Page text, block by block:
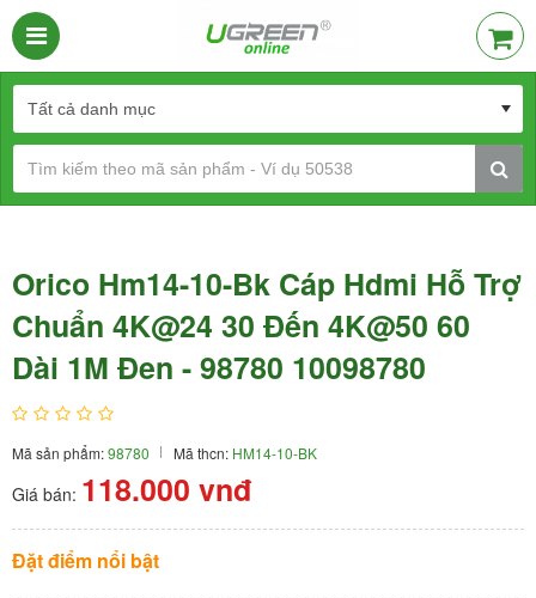
Orico Hm14-10-Bk Cáp Hdmi Hỗ Trợ
Chuẩn 4K@24 30 Đến 4K@50 60
Dài 1M Đen - 98780 10098780
Mã sản phẩm:98780 Mã thcn: HM14-10-BK
Giá bán: 118.000 vnđ
Đặt điểm nổi bật